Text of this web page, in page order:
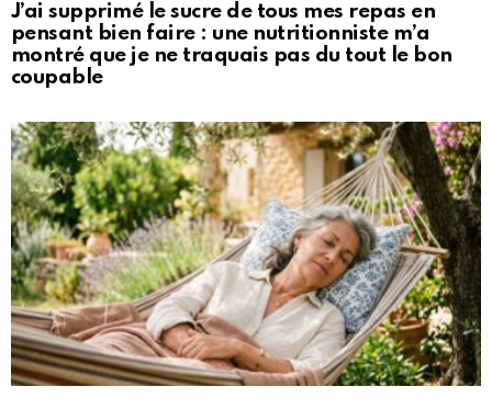
J’ai supprimé le sucre de tous mes repas en
pensant bien faire : une nutritionniste m’a
montré que je ne traquais pas du tout le bon
coupable